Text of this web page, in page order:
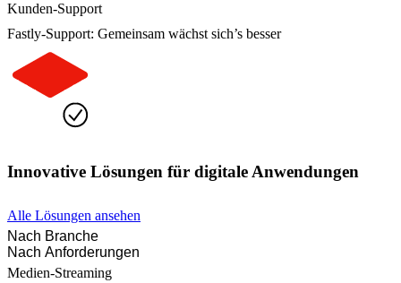
Kunden-Support
Fastly-Support: Gemeinsam wächst sich’s besser
Innovative Lösungen für digitale Anwendungen
Alle Lösungen ansehen
Nach Branche
Nach Anforderungen
Medien-Streaming